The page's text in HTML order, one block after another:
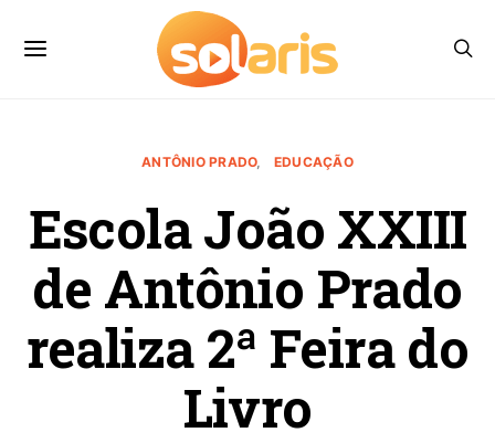
ANTÔNIO PRADO EDUCAÇÃO
Escola João XXIII
de Antônio Prado
realiza 2ª Feira do
Livro